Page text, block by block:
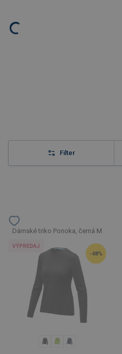
Filter
Dámské triko Ponoka, černá M
VÝPREDAJ
-48%